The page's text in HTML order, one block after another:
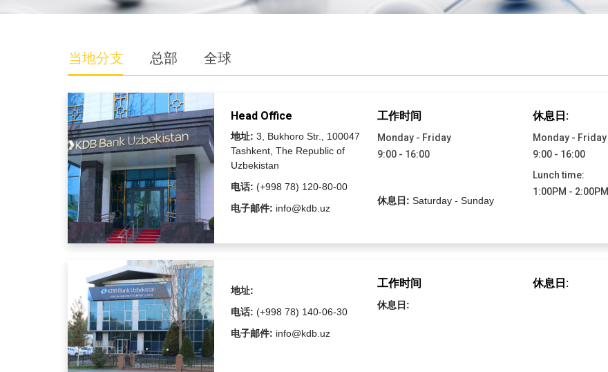
当地分支 总部 全球
Head Office
地址: 3, Bukhoro Str., 100047
Tashkent, The Republic of
Uzbekistan
电话: (+998 78) 120-80-00
电子邮件: info@kdb.uz
工作时间
Monday - Friday
9:00 - 16:00
休息日: Saturday - Sunday
休息日:
Monday - Friday
9:00 - 16:00
Lunch time:
1:00PM - 2:00PM
地址:
电话: (+998 78) 140-06-30
电子邮件: info@kdb.uz
工作时间
休息日:
休息日: